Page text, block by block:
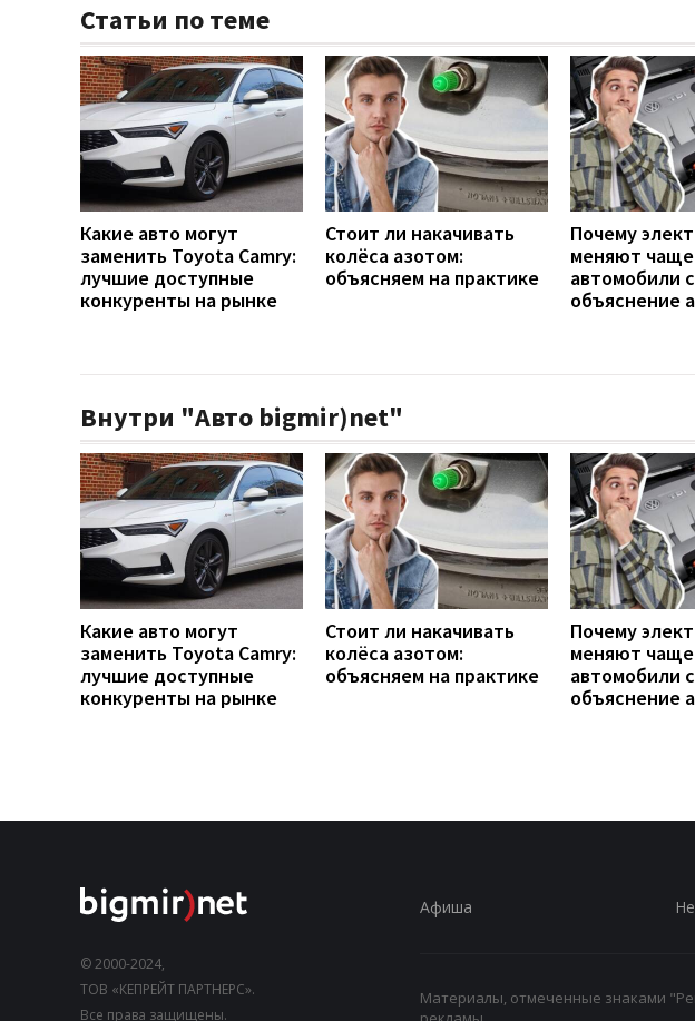
Статьи по теме
Какие авто могут
заменить Toyota Camry:
лучшие доступные
конкуренты на рынке
Стоит ли накачивать
колёса азотом:
объясняем на практике
Почему
меняют
автомобили
объяснение
Внутри "Авто bigmir)net"
Какие авто могут
заменить Toyota Camry:
лучшие доступные
конкуренты на рынке
Стоит ли накачивать
колёса азотом:
объясняем на практике
Почему
меняют
автомобили
объяснение
© 2000-2024,
ТОВ «КЕПРЕЙТ ПАРТНЕРС».
Все права защищены.
Афиша
Материалы, отмеченные знаками